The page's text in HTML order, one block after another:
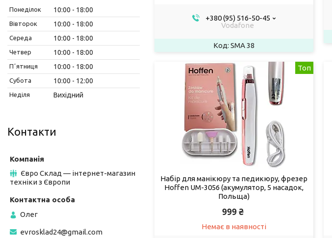
+380 (95) 516-50-45
Vodafone
SMA 38
Топ
Набір для манікюру та педикюру, фрезер
Hoffen UM-3056 (акумулятор, 5 насадок,
Польща)
999 ₴
Немає в наявності
Понеділок 10:00 18:00
Вівторок 10:00 18:00
Середа 10:00 18:00
Четвер 10:00 18:00
Пʼятниця 10:00 18:00
Субота 10:00 12:00
Неділя Вихідний
Контакти
Євро Склад — інтернет-магазин
техніки з Європи
Олег
evrosklad24@gmail.com